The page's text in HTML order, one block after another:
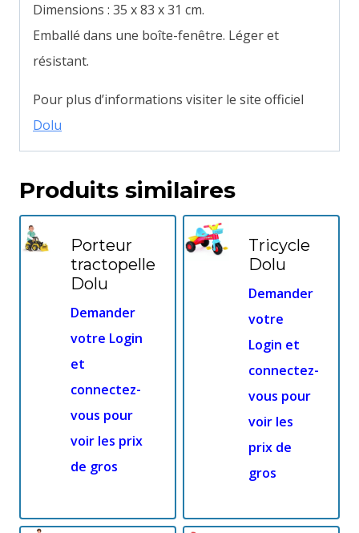
Dimensions : 35 x 83 x 31 cm.
Emballé dans une boîte-fenêtre. Léger et
résistant.
Pour plus d’informations visiter le site officiel
Dolu
Produits similaires
Porteur
tractopelle
Dolu
Demander
votre Login
et
connectez-
vous pour
voir les prix
de gros
Tricycle
Dolu
Demander
votre
Login et
connectez-
vous pour
voir les
prix de
gros